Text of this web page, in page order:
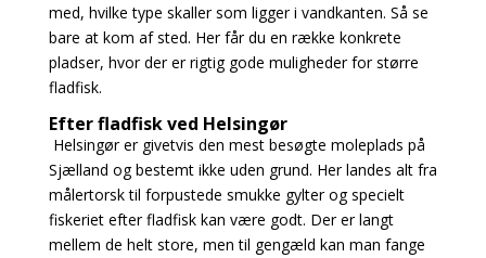
med, hvilke type skaller som liggeri vandkanten. Så se
bare at kom af sted. Her får du en række konkrete
pladser, hvor der er rigtig gode muligheder for større
fladfisk.
Efter fladfisk ved Helsingør
Helsingør er givetvis den mest besøgte moleplads på
Sjælland og bestemt ikke uden grund. Her landes alt fra
målertorsk til forpustede smukke gylter og specielt
fiskeriet efter fladfisk kan være godt. Der er langt
mellem de helt store, men til gengæld kan man fange